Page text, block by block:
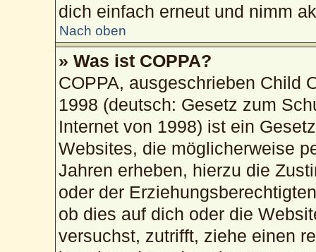
dich einfach erneut und nimm
Nach oben
» Was ist COPPA?
COPPA, ausgeschrieben Child
1998 (deutsch: Gesetz zum
Internet von 1998) ist ein
Websites, die möglicherweise
Jahren erheben, hierzu die
oder der
ob dies auf dich oder die
versuchst, zutrifft, ziehe einen